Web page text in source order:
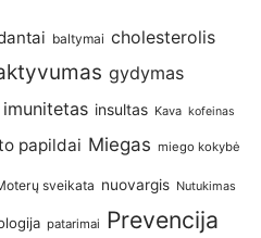
baltymai cholesterolis
gydymas
imunitetas insultas Kava kofeinas
papildai Miegas miego kokybė
sveikata nuovargis Nutukimas
patarimai Prevencija